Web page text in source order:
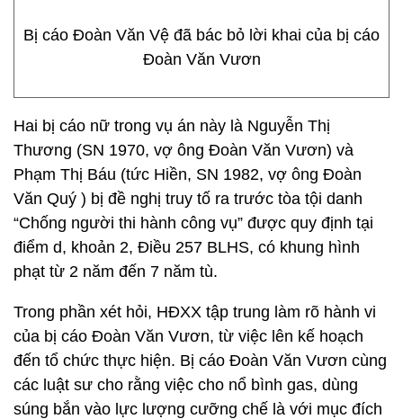
Bị cáo Đoàn Văn Vệ đã bác bỏ lời khai của bị cáo
Đoàn Văn Vươn
Hai bị cáo nữ trong vụ án này là Nguyễn Thị
Thương (SN 1970, vợ ông Đoàn Văn Vươn) và
Phạm Thị Báu (tức Hiền, SN 1982, vợ ông Đoàn
Văn Quý ) bị đề nghị truy tố ra trước tòa tội danh
“Chống người thi hành công vụ” được quy định tại
điểm d, khoản 2, Điều 257 BLHS, có khung hình
phạt từ 2 năm đến 7 năm tù.
Trong phần xét hỏi, HĐXX tập trung làm rõ hành vi
của bị cáo Đoàn Văn Vươn, từ việc lên kế hoạch
đến tổ chức thực hiện. Bị cáo Đoàn Văn Vươn cùng
các luật sư cho rằng việc cho nổ bình gas, dùng
súng bắn vào lực lượng cưỡng chế là với mục đích